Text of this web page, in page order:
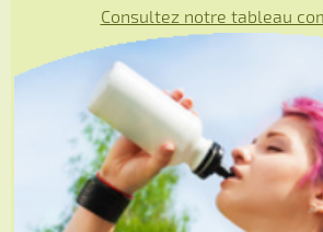
Consultez notre tableau